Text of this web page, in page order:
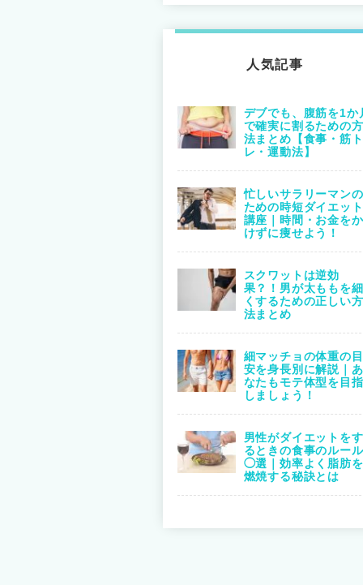
人気記事
デブでも、腹筋を1か
で確実に割るための方
法まとめ【食事・筋ト
レ・運動法】
忙しいサラリーマンの
ための時短ダイエット
講座｜時間・お金をか
けずに痩せよう！
スクワットは逆効
果？！男が太ももを細
くするための正しい方
法まとめ
細マッチョの体重の目
安を身長別に解説｜あ
なたもモテ体型を目指
しましょう！
男性がダイエットをす
るときの食事のルール
◯選｜効率よく脂肪を
燃焼する秘訣とは